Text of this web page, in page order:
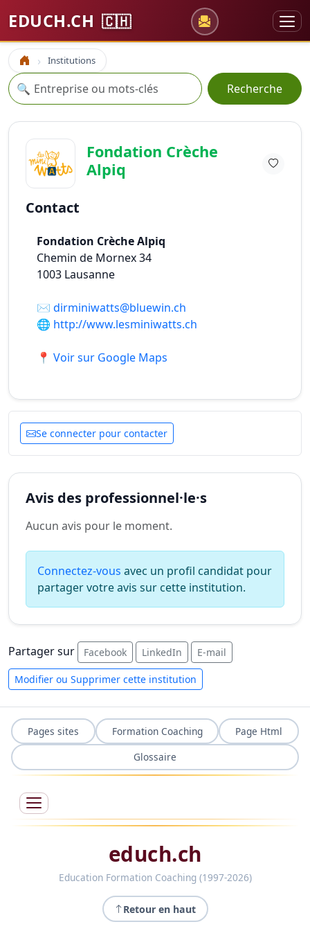
EDUCH.CH 🇨🇭
Accueil Institutions
Recherche
🔍 Recherche
Fondation Crèche
Alpiq
Contact
Fondation Crèche Alpiq
Chemin de Mornex 34
1003 Lausanne
✉️ dirminiwatts@bluewin.ch
🌐 http://www.lesminiwatts.ch
📍 Voir sur Google Maps
Se connecter pour contacter
Avis des professionnel·le·s
Aucun avis pour le moment.
Connectez-vous avec un profil candidat pour
partager votre avis sur cette institution.
Partager sur Facebook LinkedIn E-mail
Modifier ou Supprimer cette institution
Pages sites Formation Coaching
Page Html
Glossaire
educh.ch
Education Formation Coaching (1997-2026)
Retour en haut